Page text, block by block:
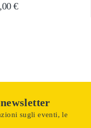
€
sugli eventi, le